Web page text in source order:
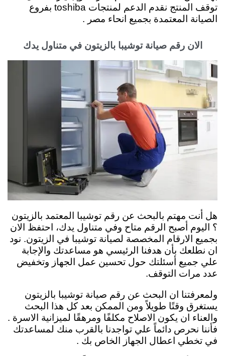
توقف المنتج نقدم
الدعم لمنتجات toshiba بفروع
الصيانة المعتمدة بجميع انحاء مصر .
الان رقم صيانة توشيبا بالزيتون في متناول يدك
هل أنت مهتم بالبحث عن رقم توشيبا المعتمد بالزيتون
؟ اليوم أصبح الرقم متاح وفي متناول يدك، احتفظ الان
بجميع الارقام المخصصة لصيانة توشيبا في الزيتون. نود
ان نطلعك بأن هدفنا الرئيسي هو مساعدتك والإجابة
علي جميع أسئلتك حول تحسين عمل الجهاز وتخفيض
عدد مرات التوقف.
ولمعرفتنا ان البحث عن رقم صيانة توشيبا بالزيتون
يستغرق وقتًا طويلاً ومن الممكن بعد كل هذا البحث
والعناء ان يكون الاصلاح مكلفًا ومرهقًا لميزانية الاسرة .
فأننا نحرص دائماً علي تواجدنا بالقرب منك لمساعدتك
في تخطي اعطال الجهاز الخاص بك .